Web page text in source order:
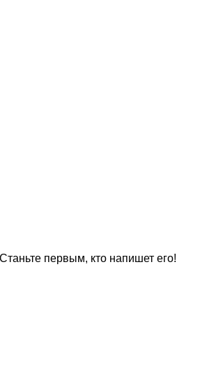
первым, кто напишет его!